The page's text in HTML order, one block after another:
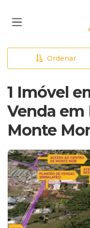
Ordenar
1 Imóvel
Venda em
Monte